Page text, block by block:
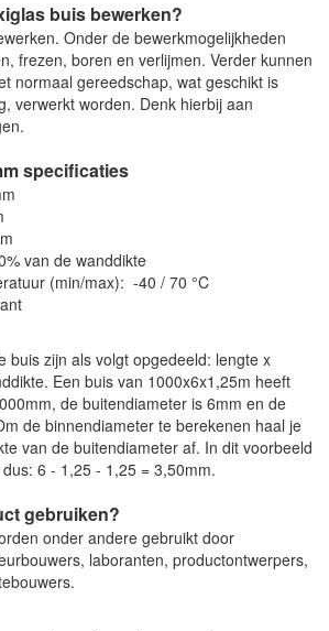
buis bewerken?
Onder de bewerkmogelijkheden
frezen, boren en verlijmen. Verder kunnen
normaal gereedschap, wat geschikt is
verwerkt worden. Denk hierbij aan
specificaties
van de wanddikte
(min/max): -40 / 70 °C
buis zijn als volgt opgedeeld: lengte x
Een buis van 1000x6x1,25m heeft
de buitendiameter is 6mm en de
de binnendiameter te berekenen haal je
van de buitendiameter af. In dit voorbeeld
6 - 1,25 - 1,25 = 3,50mm.
gebruiken?
onder andere gebruikt door
laboranten, productontwerpers,